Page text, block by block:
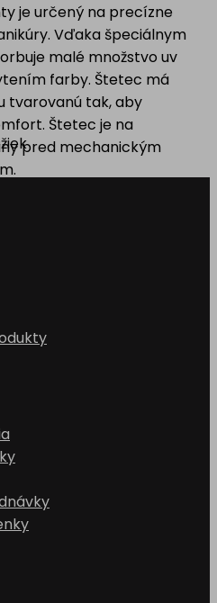
je určený na precízne
Vďaka špeciálnym
malé množstvo uv
farby. Štetec má
tvarovanú tak, aby
Štetec je na
pred mechanickým